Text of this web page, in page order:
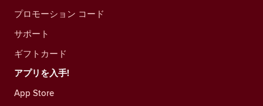
プロモーション コード
サポート
ギフトカード
アプリを入手!
App Store